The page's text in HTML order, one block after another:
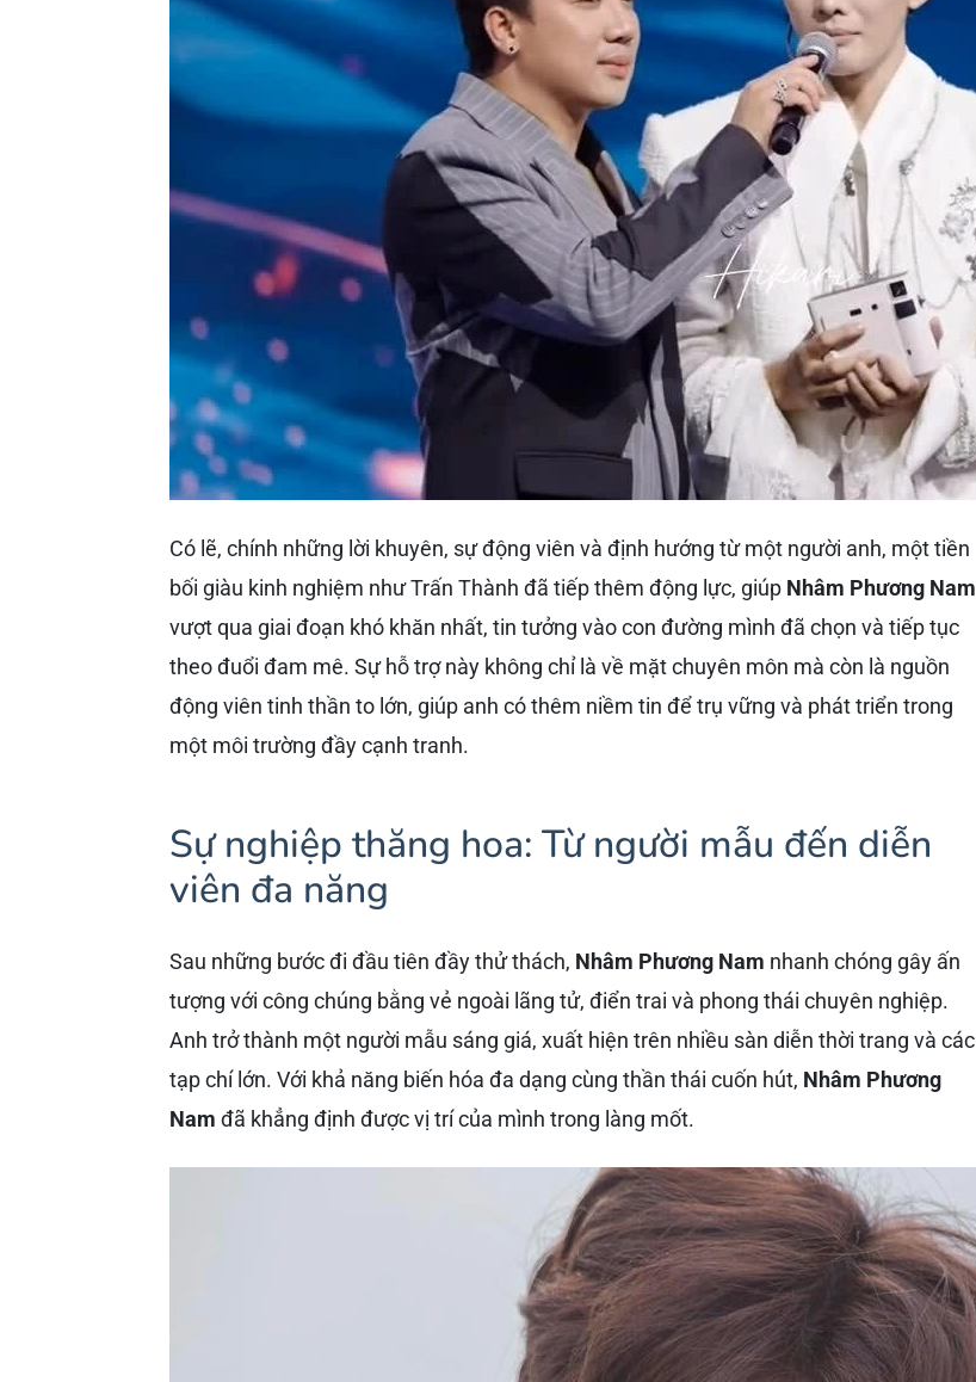
Có lẽ, chính những lời khuyên, sự động viên và định hướng từ một người anh, một tiền
bối giàu kinh nghiệm như Trấn Thành đã tiếp thêm động lực, giúp Nhâm Phương Nam
vượt qua giai đoạn khó khăn nhất, tin tưởng vào con đường mình đã chọn và tiếp tục
theo đuổi đam mê. Sự hỗ trợ này không chỉ là về mặt chuyên môn mà còn là nguồn
động viên tinh thần to lớn, giúp anh có thêm niềm tin để trụ vững và phát triển trong
một môi trường đầy cạnh tranh.
Sự nghiệp thăng hoa: Từ người mẫu đến diễn
viên đa năng
Sau những bước đi đầu tiên đầy thử thách, Nhâm Phương Nam nhanh chóng gây ấn
tượng với công chúng bằng vẻ ngoài lãng tử, điển trai và phong thái chuyên nghiệp.
Anh trở thành một người mẫu sáng giá, xuất hiện trên nhiều sàn diễn thời trang và các
tạp chí lớn. Với khả năng biến hóa đa dạng cùng thần thái cuốn hút, Nhâm Phương
Nam đã khẳng định được vị trí của mình trong làng mốt.